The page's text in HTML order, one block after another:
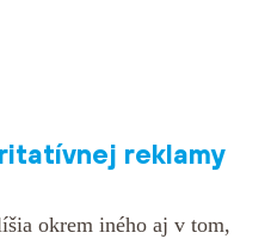
reklamy
okrem iného aj v tom,